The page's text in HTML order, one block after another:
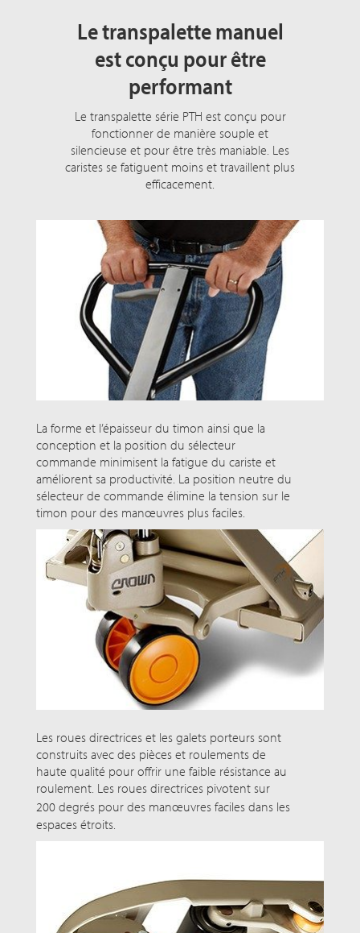
Le transpalette manuel
est conçu pour être
performant
Le transpalette série PTH est conçu pour
fonctionner de manière souple et
silencieuse et pour être très maniable. Les
caristes se fatiguent moins et travaillent plus
efficacement.
La forme et l’épaisseur du timon ainsi que la
conception et la position du sélecteur
commande minimisent la fatigue du cariste et
améliorent sa productivité. La position neutre du
sélecteur de commande élimine la tension sur le
timon pour des manœuvres plus faciles.
Les roues directrices et les galets porteurs sont
construits avec des pièces et roulements de
haute qualité pour offrir une faible résistance au
roulement. Les roues directrices pivotent sur
200 degrés pour des manœuvres faciles dans les
espaces étroits.